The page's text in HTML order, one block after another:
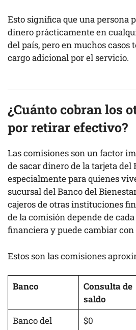
Esto significa que una persona
dinero prácticamente en
del país, pero en muchos casos
cargo adicional por el servicio.
¿Cuánto cobran los
por retirar efectivo?
Las comisiones son un factor
de sacar dinero de la tarjeta del
especialmente para quienes
sucursal del Banco del
cajeros de otras instituciones
de la comisión depende de
financiera y puede cambiar con
Estos son las comisiones
Banco
Consulta de
saldo
Banco del
$0